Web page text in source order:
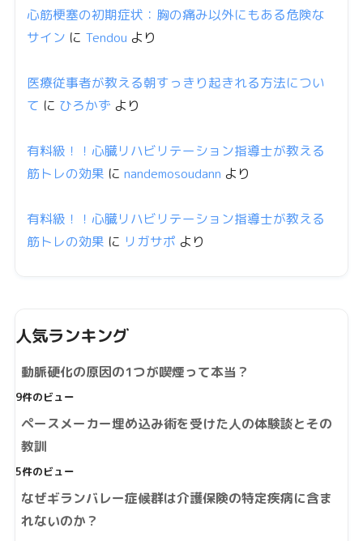
心筋梗塞の初期症状：胸の痛み以外にもある危険な
サイン に Tendou より
医療従事者が教える朝すっきり起きれる方法につい
て に ひろかず より
有料級！！心臓リハビリテーション指導士が教える
筋トレの効果 に nandemosoudann より
有料級！！心臓リハビリテーション指導士が教える
筋トレの効果 に リガサポ より
人気ランキング
動脈硬化の原因の1つが喫煙って本当？
9件のビュー
ペースメーカー埋め込み術を受けた人の体験談とその
教訓
5件のビュー
なぜギランバレー症候群は介護保険の特定疾病に含ま
れないのか？